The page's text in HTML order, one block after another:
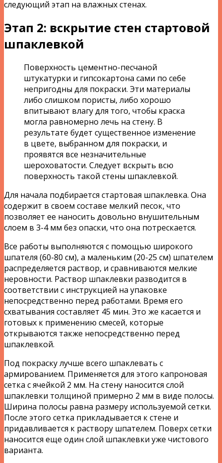
следующий этап на влажных стенах.
Этап 2: вскрытие стен стартовой
шпаклевкой
Поверхность цементно-песчаной
штукатурки и гипсокартона сами по себе
непригодны для покраски. Эти материалы
либо слишком пористы, либо хорошо
впитывают влагу для того, чтобы краска
могла равномерно лечь на стену. В
результате будет существенное изменение
в цвете, выбранном для покраски, и
проявятся все незначительные
шероховатости. Следует вскрыть всю
поверхность такой стены шпаклевкой.
Для начала подбирается стартовая шпаклевка. Она
содержит в своем составе мелкий песок, что
позволяет ее наносить довольно внушительным
слоем в 3-4 мм без опаски, что она потрескается.
Все работы выполняются с помощью широкого
шпателя (60-80 см), а маленьким (20-25 см) шпателем
распределяется раствор, и сравниваются мелкие
неровности. Раствор шпаклевки разводится в
соответствии с инструкцией на упаковке
непосредственно перед работами. Время его
схватывания составляет 45 мин. Это же касается и
готовых к применению смесей, которые
открываются также непосредственно перед
шпаклевкой.
Под покраску лучше всего шпаклевать с
армированием. Применяется для этого капроновая
сетка с ячейкой 2 мм. На стену наносится слой
шпаклевки толщиной примерно 2 мм в виде полосы.
Ширина полосы равна размеру используемой сетки.
После этого сетка прикладывается к стене и
придавливается к раствору шпателем. Поверх сетки
наносится еще один слой шпаклевки уже чистового
варианта.